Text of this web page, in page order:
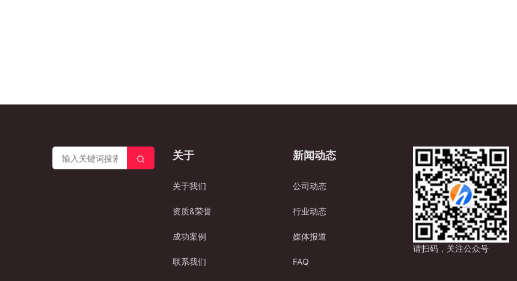
关于
关于我们
资质&荣誉
成功案例
联系我们
新闻动态
公司动态
行业动态
媒体报道
FAQ
请扫码，关注公众号